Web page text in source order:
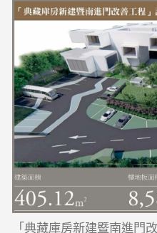
「典藏庫房新建暨南進門